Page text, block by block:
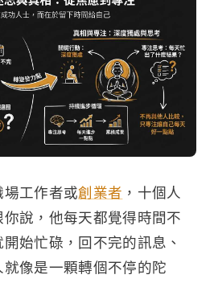
工作者或創業者 ，十個人
說，他每天都覺得時間不
始忙碌，回不完的訊息、
像是一顆轉個不停的陀